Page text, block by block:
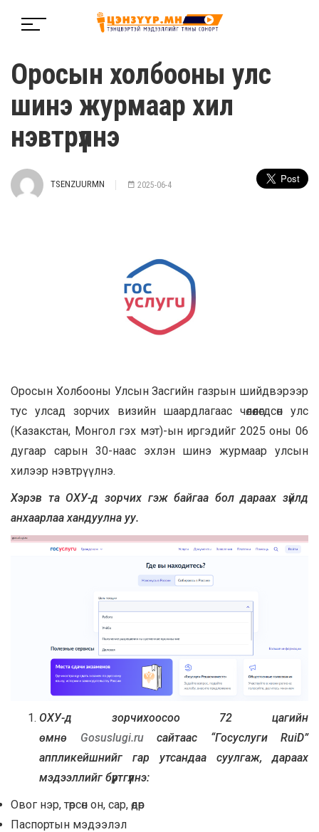
Оросын холбооны улс
шинэ журмаар хил
нэвтрүүлнэ
TSENZUURMN 2025-06-4
Оросын Холбооны Улсын Засгийн газрын шийдвэрээр
тус улсад зорчих визийн шаардлагаас чөлөөлөгдсөн улс
(Казакстан, Монгол гэх мэт)-ын иргэдийг 2025 оны 06
дугаар сарын 30-наас эхлэн шинэ журмаар улсын
хилээр нэвтрүүлнэ.
Хэрэв та ОХУ-д зорчих гэж байгаа бол дараах зүйлд
анхаарлаа хандуулна уу.
ОХУ-д зорчихоосоо 72 цагийн
өмнө Gosuslugi.ruсайтаас “Госуслуги RuiD”
аппликейшнийг гар утсандаа суулгаж, дараах
мэдээллийг бүртгүүлнэ:
Овог нэр, төрсөн он, сар, өдөр
Паспортын мэдээлэл